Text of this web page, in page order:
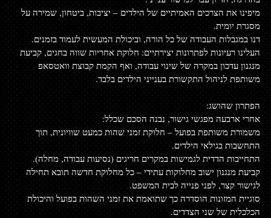
מיפינו את הצרכים האמיתיים של הילדים – יציבות, ביטחון, שמירה על
מסגרת יומית.
דנו במגבלות העבודה של כל הורה, וביכולת המעשית לעמוד בזמנים.
העלינו רעיונות לפתרונות יצירתיים: חלוקת אחריות שווה בחגים, קביעת
מנגנון עדכון במקרה של שינוי עבודה, ואף הקמת קבוצת וואטסאפ
משותפת לניהול התקשורת בענייני הילדים בלבד.
הפתרון שהושג:
אחרי ארבעה מפגשי גישור, נבנה הסכם שכלל:
משמורת משותפת בפועל – חלוקת זמני שהות כמעט שוויונית, תוך
התחשבות בגילאי הילדים.
התחייבות הדדית לגמישות במקרים חריגים (נסיעות עבודה, מחלה).
קביעת מנגנון ישוב מחלוקות עתידי – כל מחלוקת חדשה תובא תחילה
לגישור קצר, לפני פנייה לבית המשפט.
סוגיית המזונות הוסדרה כך שתואמת את זמני השהות בפועל והיכולת
הכלכלית של שני הצדדים.